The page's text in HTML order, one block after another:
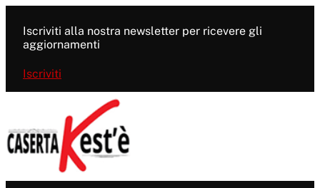
contenuto
Iscriviti alla nostra newsletter per ricevere gli
aggiornamenti
Iscriviti